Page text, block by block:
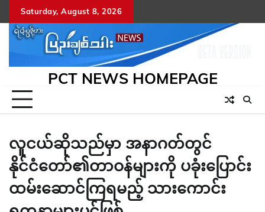
to
content
Saturday, August 8, 2026
PCT NEWS HOMEPAGE
လူငယ်ဆိုသည်မှာ အနာဂတ်တွင်
နိုင်ငံတော်၏တာဝန်များကို ပခုံးပြောင်း
ထမ်းဆောင်ကြရမည့် သားကောင်း